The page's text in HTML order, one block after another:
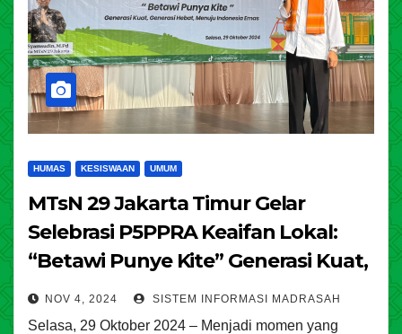
HUMAS KESISWAAN UMUM
MTsN 29 Jakarta Timur Gelar
Selebrasi P5PPRA Keaifan Lokal:
“Betawi Punye Kite” Generasi Kuat,
Generasi Hebat, Menuju Indonesia
Emas
NOV 4, 2024 SISTEM INFORMASI MADRASAH
Selasa, 29 Oktober 2024 – Menjadi momen yang